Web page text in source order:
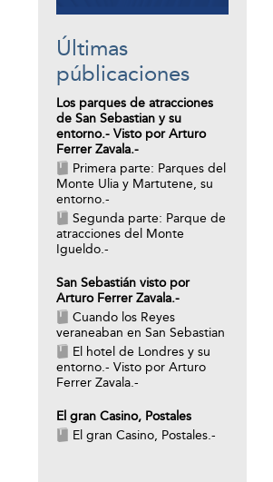
Últimas
públicaciones
Los parques de atracciones
de San Sebastian y su
entorno.- Visto por Arturo
Ferrer Zavala.-
Primera parte: Parques del
Monte Ulia y Martutene, su
entorno.-
Segunda parte: Parque de
atracciones del Monte
Igueldo.-
San Sebastián visto por
Arturo Ferrer Zavala.-
Cuando los Reyes
veraneaban en San Sebastian
El hotel de Londres y su
entorno.- Visto por Arturo
Ferrer Zavala.-
El gran Casino, Postales
El gran Casino, Postales.-